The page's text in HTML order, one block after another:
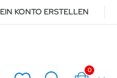
EIN KONTO ERSTELLEN
0Artikel